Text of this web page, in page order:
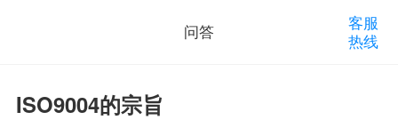
问答
客服
热线
ISO9004的宗旨